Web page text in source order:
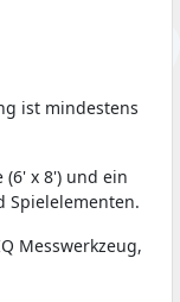
ist mindestens
(6' x 8') und ein
Spielelementen.
Messwerkzeug,